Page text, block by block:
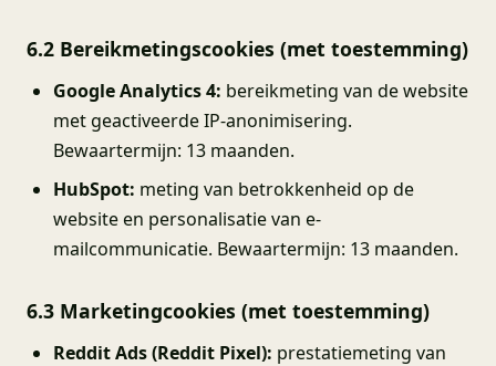
6.2 Bereikmetingscookies (met toestemming)
Google Analytics 4: bereikmeting van de website
met geactiveerde IP-anonimisering.
Bewaartermijn: 13 maanden.
HubSpot: meting van betrokkenheid op de
website en personalisatie van e-
mailcommunicatie. Bewaartermijn: 13 maanden.
6.3 Marketingcookies (met toestemming)
Reddit Ads (Reddit Pixel): prestatiemeting van